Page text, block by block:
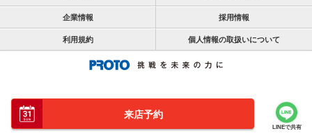
来店予約
LINEで共有
企業情報 採用情報
利用規約 個人情報の取扱いについて